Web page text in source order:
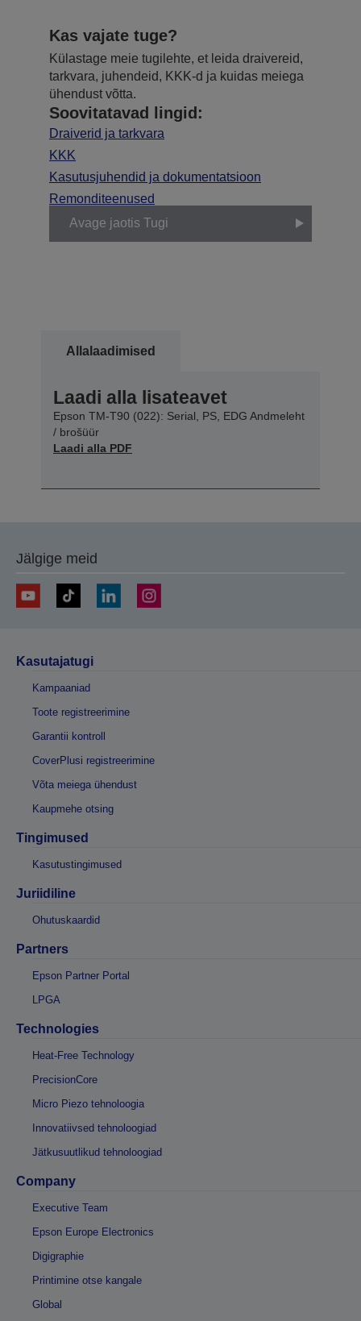
Kas vajate tuge?
Külastage meie tugilehte, et leida draivereid,
tarkvara, juhendeid, KKK-d ja kuidas meiega
ühendust võtta.
Soovitatavad lingid:
Draiverid ja tarkvara
KKK
Kasutusjuhendid ja dokumentatsioon
Remonditeenused
Avage jaotis Tugi
Allalaadimised
Laadi alla lisateavet
Epson TM-T90 (022): Serial, PS, EDG Andmeleht
/ brošüür
Laadi alla PDF
Jälgige meid
Kasutajatugi
Kampaaniad
Toote registreerimine
Garantii kontroll
CoverPlusi registreerimine
Võta meiega ühendust
Kaupmehe otsing
Tingimused
Kasutustingimused
Juriidiline
Ohutuskaardid
Partners
Epson Partner Portal
LPGA
Technologies
Heat-Free Technology
PrecisionCore
Micro Piezo tehnoloogia
Innovatiivsed tehnoloogiad
Jätkusuutlikud tehnoloogiad
Company
Executive Team
Epson Europe Electronics
Digigraphie
Printimine otse kangale
Global